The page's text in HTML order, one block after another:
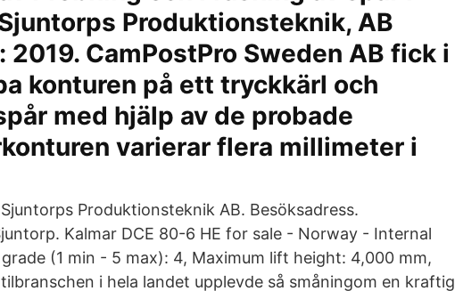
Produktionsteknik, AB
2019. CamPostPro Sweden AB fick i
konturen på ett tryckkärl och
med hjälp av de probade
varierar flera millimeter i
Produktionsteknik AB. Besöksadress.
Kalmar DCE 80-6 HE for sale - Norway - Internal
(1 min - 5 max): 4, Maximum lift height: 4,000 mm,
i hela landet upplevde så småningom en kraftig